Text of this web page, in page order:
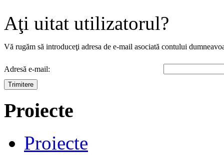
Aţi uitat utilizatorul?
Vă rugăm să introduceţi adresa de e-mail asociată contului
Adresă e-mail:
Trimitere
Proiecte
Proiecte